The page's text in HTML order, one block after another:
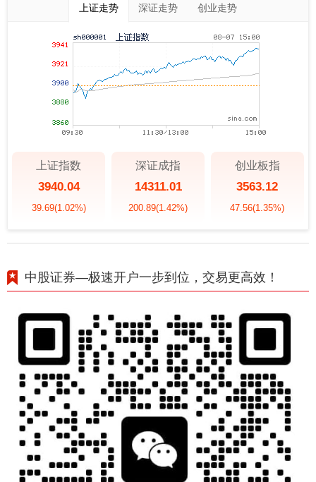
上证走势 深证走势 创业走势
上证指数
3940.04
39.69(1.02%)
深证成指
14311.01
200.89(1.42%)
创业板指
3563.12
47.56(1.35%)
中股证券—极速开户一步到位，交易更高效！